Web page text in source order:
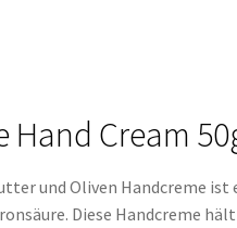
Hand Cream
und Oliven Handcreme
Diese Handcreme